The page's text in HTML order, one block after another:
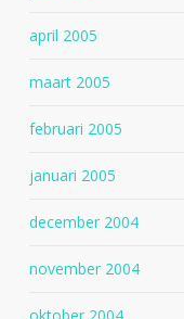
april 2005
maart 2005
februari 2005
januari 2005
december 2004
november 2004